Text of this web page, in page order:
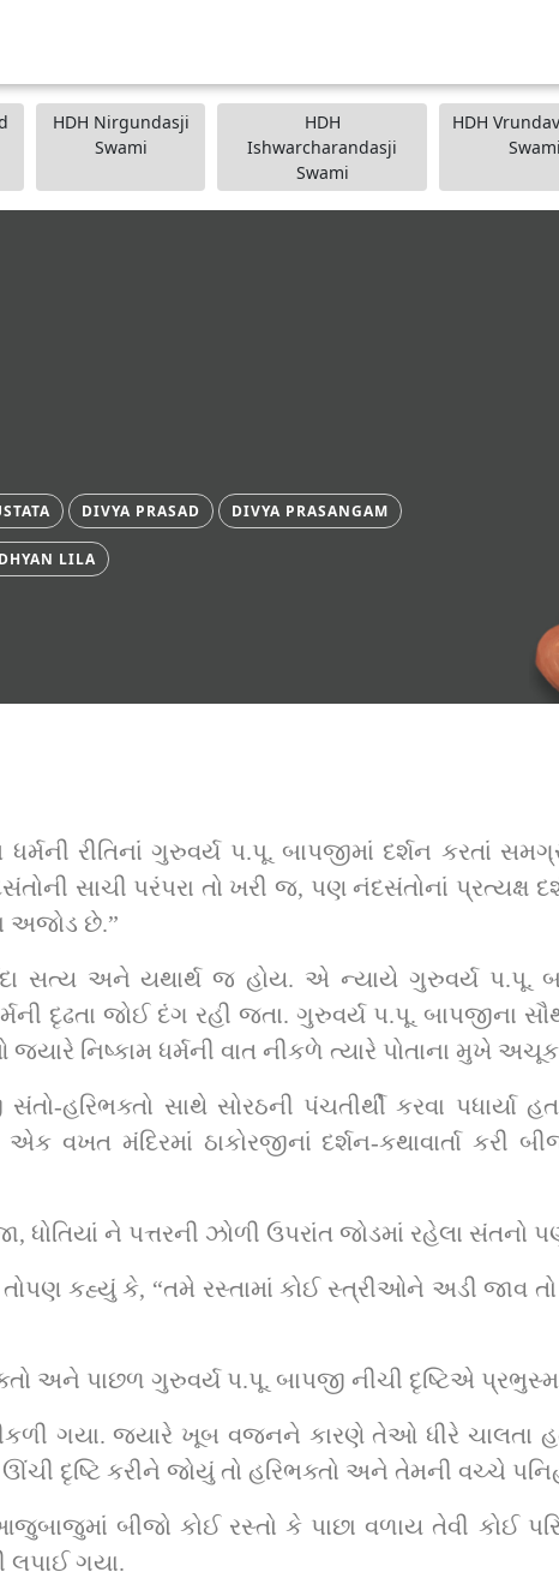
HDH Nirgundasji
Swami
HDH
Ishwarcharandasji
Swami
HDH
Swami
DIVYA PRASAD DIVYA PRASANGAM
LILA
ધર્મની રીતિનાં ગુરુવર્ય પ.પૂ. બાપજીમાં દર્શન કરતાં
પરંપરા તો ખરી જ, પણ નંદસંતોનાં પ્રત્યક્ષ દર્શન આ સદ્‌. દેવનંદનદાસજી
અજોડ છે.”
સત્ય અને યથાર્થ જ હોય. એ ન્યાયે ગુરુવર્ય પ.પૂ.
દૃઢતા જોઈ દંગ રહી જતા. ગુરુવર્ય પ.પૂ.
નિષ્કામ ધર્મની વાત નીકળે ત્યારે પોતાના મુખે
હરિભક્તો સાથે સોરઠની પંચતીર્થી કરવા પધાર્યા
મંદિરમાં ઠાકોરજીનાં દર્શન-કથાવાર્તા કરી
ધોતિયાં ને પત્તરની ઝોળી ઉપરાંત જોડમાં રહેલા
કહ્યું કે, “તમે રસ્તામાં કોઈ સ્ત્રીઓને અડી જાવ તો
અને પાછળ ગુરુવર્ય પ.પૂ. બાપજી નીચી દૃષ્ટિએ
ગયા. જ્યારે ખૂબ વજનને કારણે તેઓ ધીરે ચાલતા
દૃષ્ટિ કરીને જોયું તો હરિભક્તો અને તેમની વચ્ચે
બીજો કોઈ રસ્તો કે પાછા વળાય તેવી કોઈ
લપાઈ ગયા.